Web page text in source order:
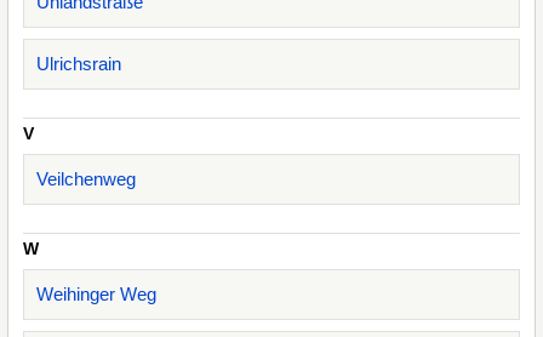
Ulrichsrain
V
Veilchenweg
W
Weihinger Weg